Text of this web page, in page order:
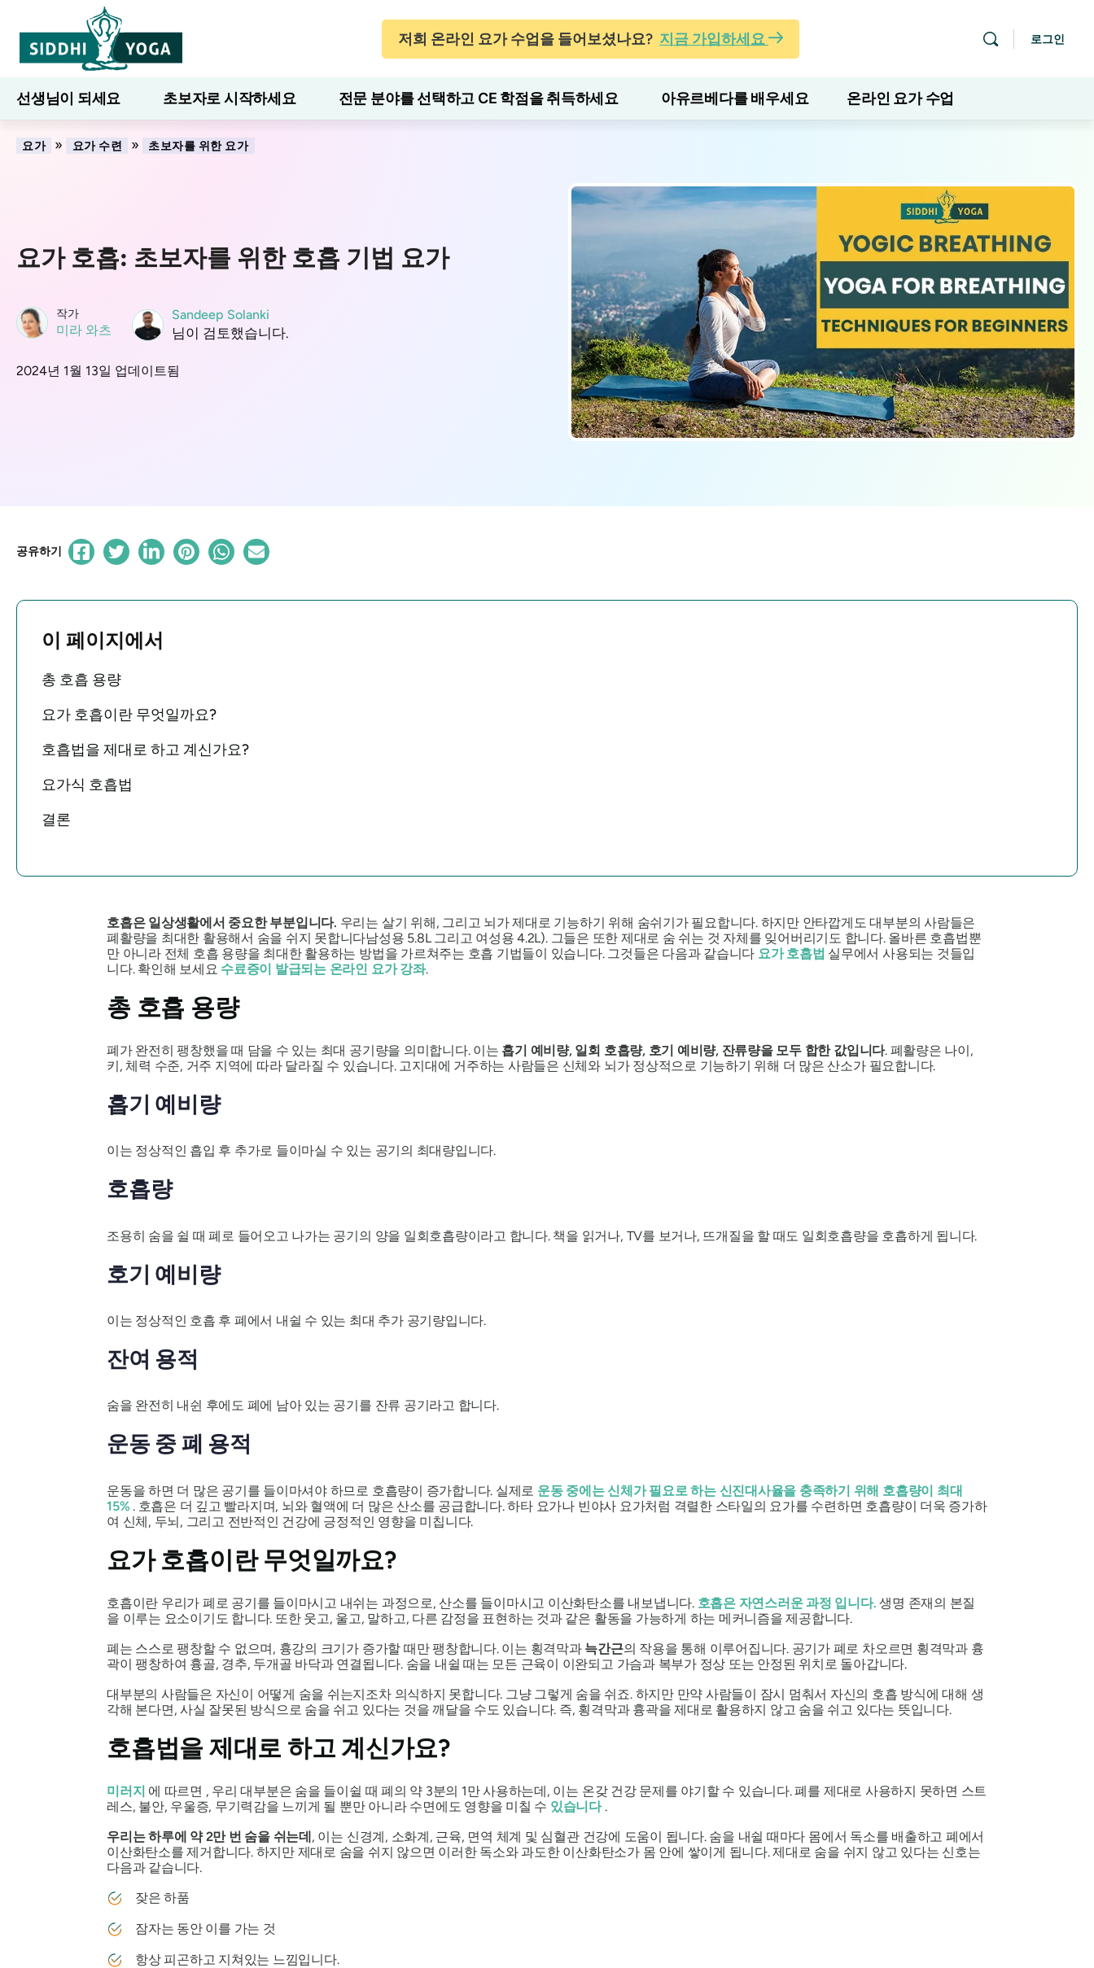
저희 온라인 요가 수업을 들어보셨나요? 지금 가입하세요 로그인
선생님이 되세요 초보자로 시작하세요 전문 분야를 선택하고 CE 학점을 취득하세요 아유르베다를 배우세요 온라인 요가 수업
7일간의 웰니스 블로그 배우다
요가 » 요가 수련 » 초보자를 위한 요가
요가 호흡: 초보자를 위한 호흡 기법 요가
작가
미라 와츠
Sandeep Solanki
님이 검토했습니다.
2024년 1월 13일 업데이트됨
공유하기
이 페이지에서
총 호흡 용량
요가 호흡이란 무엇일까요?
호흡법을 제대로 하고 계신가요?
요가식 호흡법
결론
호흡은 일상생활에서 중요한 부분입니다. 우리는 살기 위해, 그리고 뇌가 제대로 기능하기 위해 숨쉬기가 필요합니다. 하지만 안타깝게도 대부분의 사람들은
폐활량을 최대한 활용해서 숨을 쉬지 못합니다남성용 5.8L그리고 여성용 4.2L). 그들은 또한 제대로 숨 쉬는 것 자체를 잊어버리기도 합니다. 올바른 호흡법뿐
만 아니라 전체 호흡 용량을 최대한 활용하는 방법을 가르쳐주는 호흡 기법들이 있습니다. 그것들은 다음과 같습니다 요가 호흡법 실무에서 사용되는 것들입
니다. 확인해 보세요 수료증이 발급되는 온라인 요가 강좌.
총 호흡 용량
폐가 완전히 팽창했을 때 담을 수 있는 최대 공기량을 의미합니다. 이는 흡기 예비량, 일회 호흡량, 호기 예비량, 잔류량을 모두 합한 값입니다. 폐활량은 나이,
키, 체력 수준, 거주 지역에 따라 달라질 수 있습니다. 고지대에 거주하는 사람들은 신체와 뇌가 정상적으로 기능하기 위해 더 많은 산소가 필요합니다.
흡기 예비량
이는 정상적인 흡입 후 추가로 들이마실 수 있는 공기의 최대량입니다.
호흡량
조용히 숨을 쉴 때 폐로 들어오고 나가는 공기의 양을 일회호흡량이라고 합니다. 책을 읽거나, TV를 보거나, 뜨개질을 할 때도 일회호흡량을 호흡하게 됩니다.
호기 예비량
이는 정상적인 호흡 후 폐에서 내쉴 수 ​​있는 최대 추가 공기량입니다.
잔여 용적
숨을 완전히 내쉰 후에도 폐에 남아 있는 공기를 잔류 공기라고 합니다.
운동 중 폐 용적
운동을 하면 더 많은 공기를 들이마셔야 하므로 호흡량이 증가합니다. 실제로 운동 중에는 신체가 필요로 하는 신진대사율을 충족하기 위해 호흡량이 최대
15% . 호흡은 더 깊고 빨라지며, 뇌와 혈액에 더 많은 산소를 공급합니다. 하타 요가나 빈야사 요가처럼 격렬한 스타일의 요가를 수련하면 호흡량이 더욱 증가하
여 신체, 두뇌, 그리고 전반적인 건강에 긍정적인 영향을 미칩니다.
요가 호흡이란 무엇일까요?
호흡이란 우리가 폐로 공기를 들이마시고 내쉬는 과정으로, 산소를 들이마시고 이산화탄소를 내보냅니다. 호흡은 자연스러운 과정 입니다. 생명 존재의 본질
을 이루는 요소이기도 합니다. 또한 웃고, 울고, 말하고, 다른 감정을 표현하는 것과 같은 활동을 가능하게 하는 메커니즘을 제공합니다.
폐는 스스로 팽창할 수 없으며, 흉강의 크기가 증가할 때만 팽창합니다. 이는 횡격막과 늑간근의 작용을 통해 이루어집니다. 공기가 폐로 차오르면 횡격막과 흉
곽이 팽창하여 흉골, 경추, 두개골 바닥과 연결됩니다. 숨을 내쉴 때는 모든 근육이 이완되고 가슴과 복부가 정상 또는 안정된 위치로 돌아갑니다.
대부분의 사람들은 자신이 어떻게 숨을 쉬는지조차 의식하지 못합니다. 그냥 그렇게 숨을 쉬죠. 하지만 만약 사람들이 잠시 멈춰서 자신의 호흡 방식에 대해 생
각해 본다면, 사실 잘못된 방식으로 숨을 쉬고 있다는 것을 깨달을 수도 있습니다. 즉, 횡격막과 흉곽을 제대로 활용하지 않고 숨을 쉬고 있다는 뜻입니다.
호흡법을 제대로 하고 계신가요?
미러지 에 따르면 , 우리 대부분은 숨을 들이쉴 때 폐의 약 3분의 1만 사용하는데, 이는 온갖 건강 문제를 야기할 수 있습니다. 폐를 제대로 사용하지 못하면 스트
레스, 불안, 우울증, 무기력감을 느끼게 될 뿐만 아니라 수면에도 영향을 미칠 수 있습니다.
우리는 하루에 약 2만 번 숨을 쉬는데, 이는 신경계, 소화계, 근육, 면역 체계 및 심혈관 건강에 도움이 됩니다. 숨을 내쉴 때마다 몸에서 독소를 배출하고 폐에서
이산화탄소를 제거합니다. 하지만 제대로 숨을 쉬지 않으면 이러한 독소와 과도한 이산화탄소가 몸 안에 쌓이게 됩니다. 제대로 숨을 쉬지 않고 있다는 신호는
다음과 같습니다.
잦은 하품
잠자는 동안 이를 가는 것
항상 피곤하고 지쳐있는 느낌입니다.